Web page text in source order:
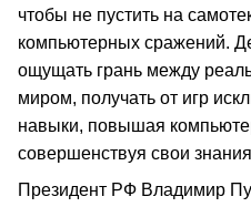
чтобы не пустить на
компьютерных сражений.
ощущать грань между
миром, получать от игр
навыки, повышая
совершенствуя свои
Президент РФ Владимир